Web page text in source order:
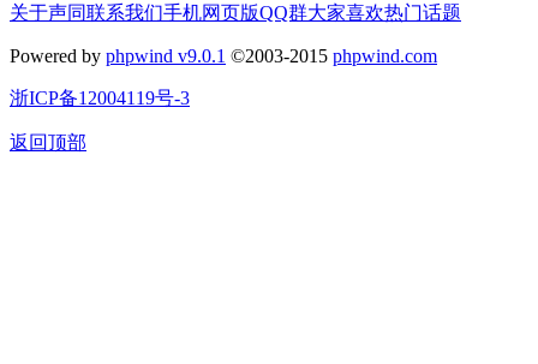
关于声同联系我们手机网页版QQ群大家喜欢热门话题
Powered by phpwind v9.0.1 ©2003-2015 phpwind.com
浙ICP备12004119号-3
返回顶部